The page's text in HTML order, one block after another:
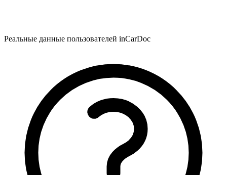
Реальные данные пользователей inCarDoc